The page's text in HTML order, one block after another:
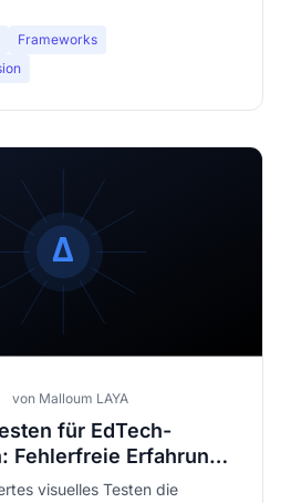
Frameworks
von Malloum LAYA
für EdTech-
Fehlerfreie Erfahrung
bis zum Smartphone
visuelles Testen die